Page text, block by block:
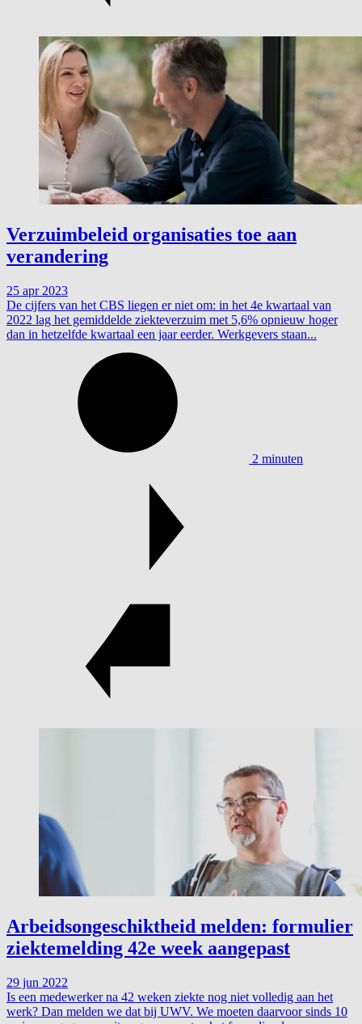
Verzuimbeleid organisaties toe aan
verandering
25 apr 2023
De cijfers van het CBS liegen er niet om: in het 4e kwartaal van
2022 lag het gemiddelde ziekteverzuim met 5,6% opnieuw hoger
dan in hetzelfde kwartaal een jaar eerder. Werkgevers staan...
2 minuten
Arbeidsongeschiktheid melden: formulier
ziektemelding 42e week aangepast
29 jun 2022
Is een medewerker na 42 weken ziekte nog niet volledig aan het
werk? Dan melden we dat bij UWV. We moeten daarvoor sinds 10